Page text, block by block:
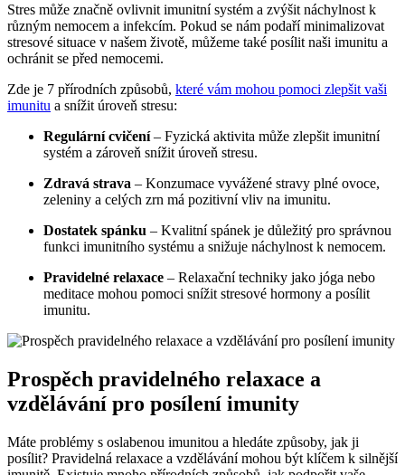
Stres může značně ovlivnit imunitní systém a zvýšit náchylnost k
různým nemocem a infekcím. Pokud se nám podaří minimalizovat
stresové situace v našem životě, můžeme také posílit naši imunitu a
ochránit se před nemocemi.
Zde je 7 přírodních způsobů, které vám mohou pomoci zlepšit vaši
imunitu a snížit úroveň stresu:
Regulární cvičení– Fyzická aktivita může zlepšit imunitní
systém a zároveň snížit úroveň stresu.
Zdravá strava – Konzumace vyvážené stravy plné ovoce,
zeleniny a celých zrn má pozitivní vliv na imunitu.
Dostatek spánku – Kvalitní spánek je důležitý pro správnou
funkci imunitního systému a snižuje náchylnost k nemocem.
Pravidelné relaxace – Relaxační techniky jako jóga nebo
meditace mohou pomoci snížit stresové hormony a posílit
imunitu.
Prospěch pravidelného relaxace a
vzdělávání pro posílení imunity
Máte problémy s oslabenou imunitou a hledáte způsoby, jak ji
posílit? Pravidelná relaxace a vzdělávání mohou být klíčem k silnější